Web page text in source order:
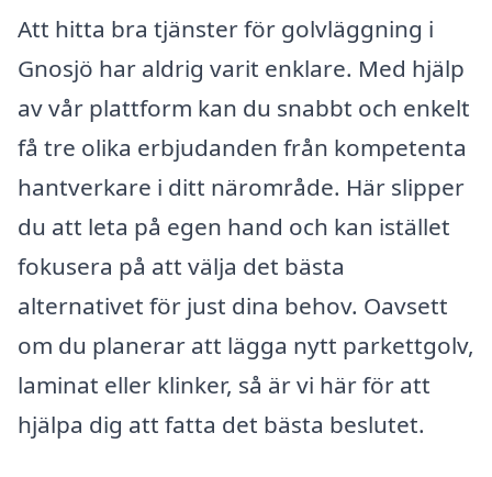
Att hitta bra tjänster för golvläggning i
Gnosjö har aldrig varit enklare. Med hjälp
av vår plattform kan du snabbt och enkelt
få tre olika erbjudanden från kompetenta
hantverkare i ditt närområde. Här slipper
du att leta på egen hand och kan istället
fokusera på att välja det bästa
alternativet för just dina behov. Oavsett
om du planerar att lägga nytt parkettgolv,
laminat eller klinker, så är vi här för att
hjälpa dig att fatta det bästa beslutet.